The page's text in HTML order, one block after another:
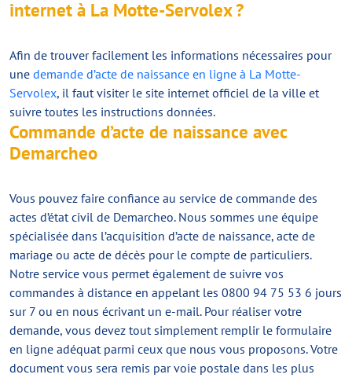
internet à La Motte-Servolex ?
Afin de trouver facilement les informations nécessaires pour
une demande d’acte de naissance en ligne à La Motte-
Servolex, il faut visiter le site internet officiel de la ville et
suivre toutes les instructions données.
Commande d’acte de naissance avec
Demarcheo
Vous pouvez faire confiance au service de commande des
actes d’état civil de Demarcheo. Nous sommes une équipe
spécialisée dans l’acquisition d’acte de naissance, acte de
mariage ou acte de décès pour le compte de particuliers.
Notre service vous permet également de suivre vos
commandes à distance en appelant les 0800 94 75 53 6 jours
sur 7 ou en nous écrivant un e-mail. Pour réaliser votre
demande, vous devez tout simplement remplir le formulaire
en ligne adéquat parmi ceux que nous vous proposons. Votre
document vous sera remis par voie postale dans les plus